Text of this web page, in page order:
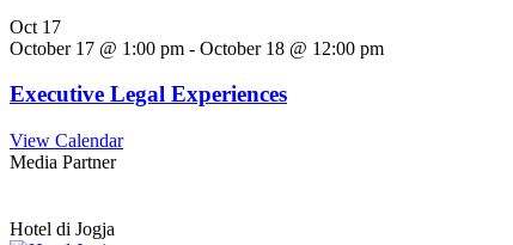
Oct 17
October 17 @ 1:00 pm - October 18 @ 12:00 pm
Executive Legal Experiences
View Calendar
Media Partner
Hotel di Jogja